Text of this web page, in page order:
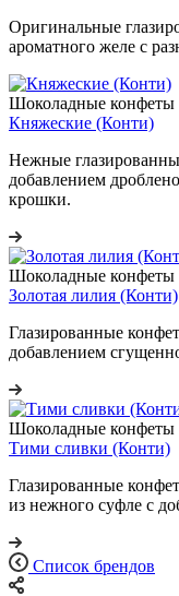
Оригинальные
ароматного желе с
Шоколадные конфеты
Княжеские (Конти)
Нежные
добавлением
крошки.
Шоколадные конфеты
Золотая лилия (Конти)
Глазированные
добавлением
Шоколадные конфеты
Тими сливки (Конти)
Глазированные
из нежного суфле с
Список брендов